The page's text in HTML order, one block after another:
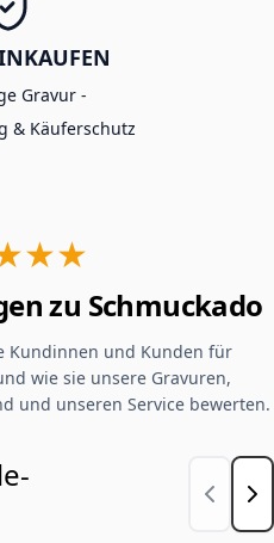
Gravur -
& Käuferschutz
zu Schmuckado
Kundinnen und Kunden für
wie sie unsere Gravuren,
und unseren Service bewerten.